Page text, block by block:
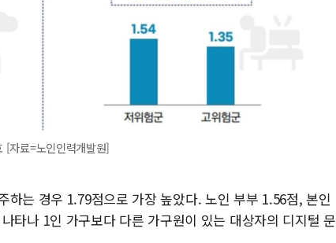
[자료=노인인력개발원]
하는 경우 1.79점으로 가장 높았다. 노인 부부 1.56점, 본인
타나 1인 가구보다 다른 가구원이 있는 대상자의 디지털 문